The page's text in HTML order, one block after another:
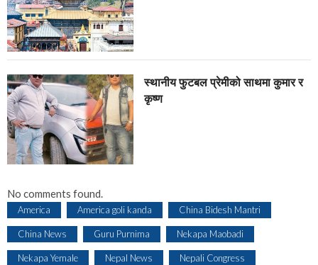
स्थानीय फुटबल प्रेमीको साथमा कुमार र
कृष्ण
No comments found.
America America goli kanda China Bidesh Mantri
China News Guru Purnima Nekapa Maobadi
Nekapa Yemale Nepal News Nepali Congress